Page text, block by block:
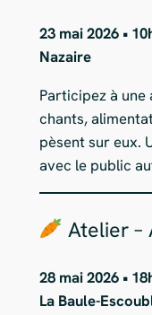
23 mai 2026 •
Nazaire
Participez à une
chants,
pèsent sur eux.
avec le public
Atelier –
28 mai 2026 •
La Baule-